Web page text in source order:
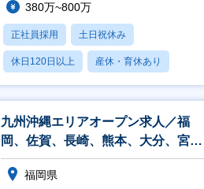
380万~800万
正社員採用 土日祝休み
休日120日以上 産休・育休あり
月残業20時間以内
九州沖縄エリアオープン求人／福
岡、佐賀、長崎、熊本、大分、宮
崎、鹿児島、沖縄
福岡県